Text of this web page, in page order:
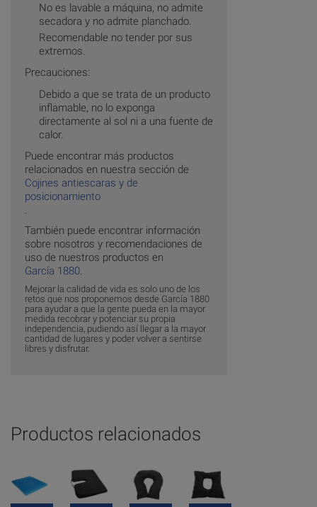
No es lavable a máquina, no admite
secadora y no admite planchado.
Recomendable no tender por sus
extremos.
Precauciones:
Debido a que se trata de un producto
inflamable, no lo exponga
directamente al sol ni a una fuente de
calor.
Puede encontrar más productos
relacionados en nuestra sección de
Cojines antiescaras y de
posicionamiento
.
También puede encontrar información
sobre nosotros y recomendaciones de
uso de nuestros productos en
García 1880
Mejorar la calidad de vida es solo uno de los
retos que nos proponemos desde García 1880
para ayudar a que la gente pueda en la mayor
medida recobrar y potenciar su propia
independencia, pudiendo así llegar a la mayor
cantidad de lugares y poder volver a sentirse
libres y disfrutar.
Productos relacionados